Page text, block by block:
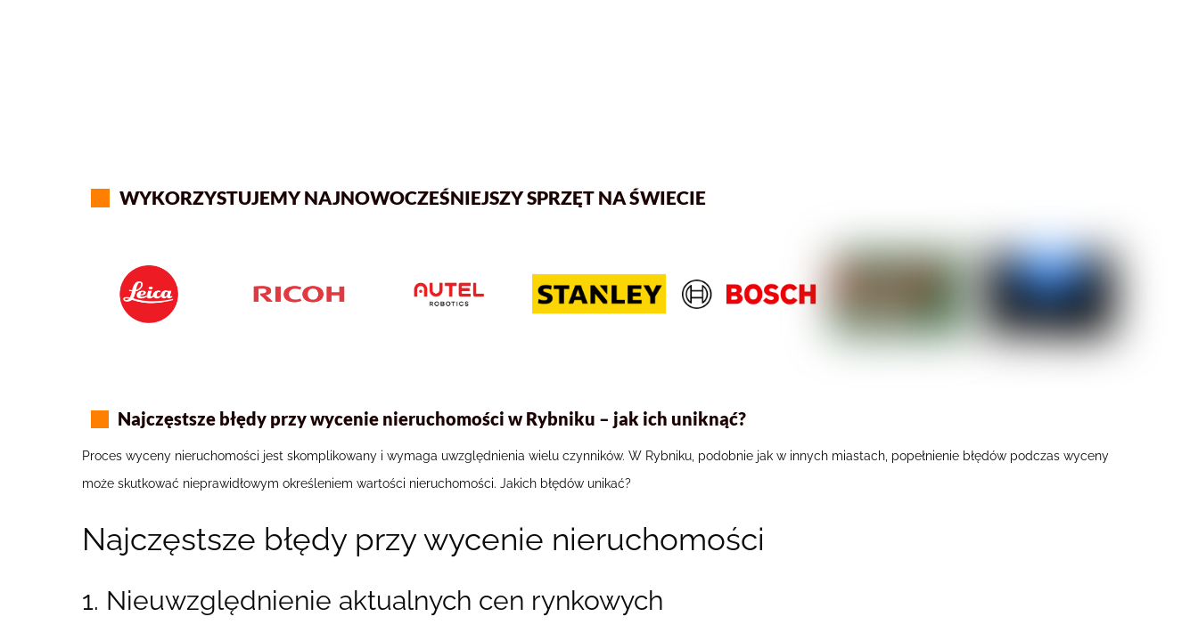
WYKORZYSTUJEMY NAJNOWOCZEŚNIEJSZY SPRZĘT NA ŚWIECIE
Najczęstsze błędy przy wycenie nieruchomości w Rybniku – jak ich uniknąć?
Proces wyceny nieruchomości jest skomplikowany i wymaga uwzględnienia wielu czynników. W Rybniku, podobnie jak w innych miastach, popełnienie błędów podczas wyceny
może skutkować nieprawidłowym określeniem wartości nieruchomości. Jakich błędów unikać?
Najczęstsze błędy przy wycenie nieruchomości
1. Nieuwzględnienie aktualnych cen rynkowych